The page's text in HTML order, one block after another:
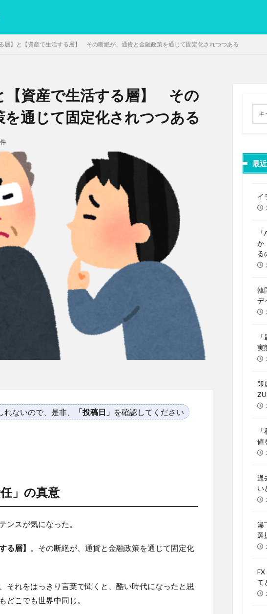
る層】と【資産で生活する層】 その断絶が、通貨と金融政策を通じて固定化されつつある
【資産で生活する層】 その
通じて固定化されつつある
ないので、是非、 「投稿日」 を確認してください
」の真意
ンスが気になった。
る層】
。その断絶が、通貨と金融政策を通じて固定化
それをはっきり言葉で聞くと、酷い時代になったと思
どこでも世界中同じ。
最
イ
か
る
韓
デ
実
即
値
過
い
瀑
選
て
グリグリ画像 マレーシア動画 ヨーグルト
低温調理・スロークッカー
備忘録 動画 日本人村社会